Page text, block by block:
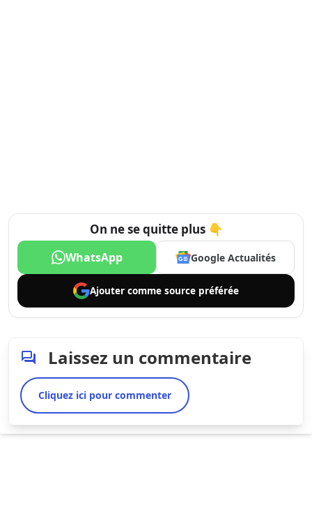
On ne se quitte plus 👇
WhatsApp Google Actualités
Ajouter comme source préférée
Laissez un commentaire
Cliquez ici pour commenter